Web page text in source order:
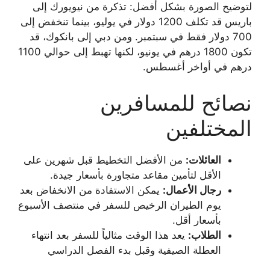
لتوضيح الصورة بشكل أفضل: تذكرة من نيويورك إلى
باريس قد تكلف 1200 دولار في يوليو، بينما تنخفض إلى
700 دولار فقط في سبتمبر. ومن دبي إلى بانكوك، قد
تكون 1800 درهم في يونيو، لكنها تهبط إلى حوالي 1100
درهم في أواخر أغسطس.
نصائح للمسافرين
المختلفين
العائلات: من الأفضل التخطيط قبل شهرين على
الأقل لتأمين مقاعد متجاورة بأسعار جيدة.
رجال الأعمال: يمكن الاستفادة من الانخفاض بعد
يوم الطيران الرخيص للسفر في منتصف الأسبوع
بأسعار أقل.
الطلاب: يعد هذا الوقت مثالياً للسفر بعد انتهاء
العطلة الصيفية وقبل بدء الفصل الدراسي